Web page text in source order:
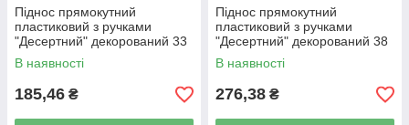
Піднос прямокутний
пластиковий з ручками
"Десертний" декорований 33
см* 21,5 см Helios 7390
В наявності
185,46 ₴
Піднос прямокутний
пластиковий з ручками
"Десертний" декорований 38
см* 24,5 см Helios 7392
В наявності
276,38 ₴